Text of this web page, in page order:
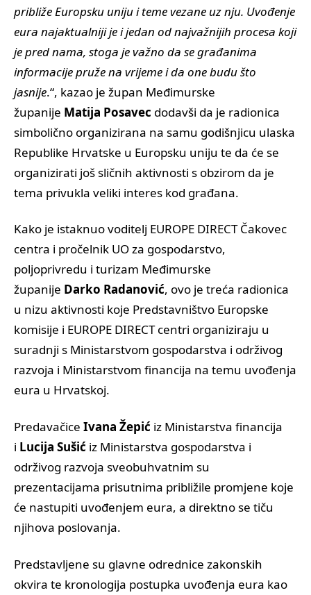
približe Europsku uniju i teme vezane uz nju. Uvođenje
eura najaktualniji je i jedan od najvažnijih procesa koji
je pred nama, stoga je važno da se građanima
informacije pruže na vrijeme i da one budu što
jasnije.“, kazao je župan Međimurske
županije Matija Posavec dodavši da je radionica
simbolično organizirana na samu godišnjicu ulaska
Republike Hrvatske u Europsku uniju te da će se
organizirati još sličnih aktivnosti s obzirom da je
tema privukla veliki interes kod građana.
Kako je istaknuo voditelj EUROPE DIRECT Čakovec
centra i pročelnik UO za gospodarstvo,
poljoprivredu i turizam Međimurske
županije Darko Radanović, ovo je treća radionica
u nizu aktivnosti koje Predstavništvo Europske
komisije i EUROPE DIRECT centri organiziraju u
suradnji s Ministarstvom gospodarstva i održivog
razvoja i Ministarstvom financija na temu uvođenja
eura u Hrvatskoj.
Predavačice Ivana Žepić iz Ministarstva financija
i Lucija Sušić iz Ministarstva gospodarstva i
održivog razvoja sveobuhvatnim su
prezentacijama prisutnima približile promjene koje
će nastupiti uvođenjem eura, a direktno se tiču
njihova poslovanja.
Predstavljene su glavne odrednice zakonskih
okvira te kronologija postupka uvođenja eura kao